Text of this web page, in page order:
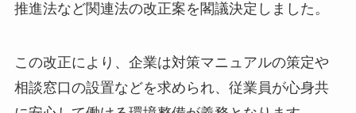
推進法など関連法の改正案を閣議決定しました。
この改正により、企業は対策マニュアルの策定や
相談窓口の設置などを求められ、従業員が心身共